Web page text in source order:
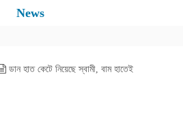
News
ডান হাত কেটে নিয়েছে স্বামী, বাম হাতেই